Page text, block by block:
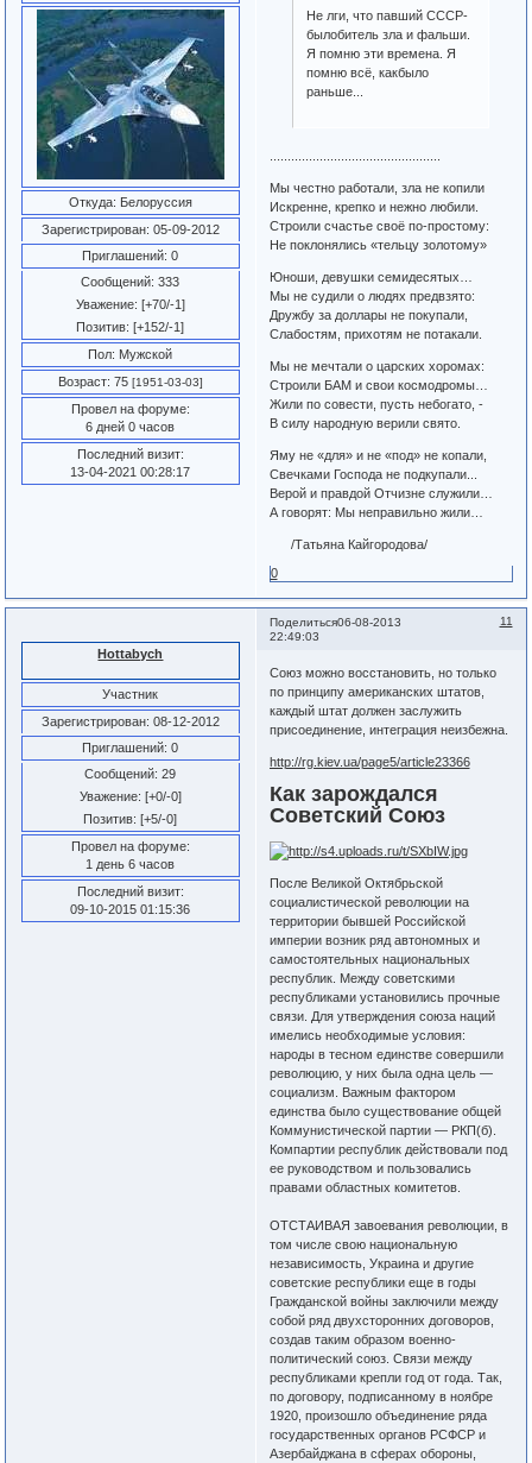
Откуда: Белоруссия
Зарегистрирован: 05-09-2012
Приглашений: 0
Сообщений: 333
Уважение: [+70/-1]
Позитив: [+152/-1]
Пол: Мужской
Возраст: 75 [1951-03-03]
Провел на форуме:
6 дней 0 часов
Последний визит:
13-04-2021 00:28:17
Не лги, что павший СССР-
былобитель зла и фальши.
Я помню эти времена. Я
помню всё, какбыло
раньше...
Мы честно работали, зла не копили
Искренне, крепко и нежно любили.
Строили счастье своё по-простому:
Не поклонялись «тельцу золотому»
Юноши, девушки семидесятых…
Мы не судили о людях предвзято:
Дружбу за доллары не покупали,
Слабостям, прихотям не потакали.
Мы не мечтали о царских хоромах:
Строили БАМ и свои космодромы…
Жили по совести, пусть небогато, -
В силу народную верили свято.
Яму не «для» и не «под» не копали,
Свечками Господа не подкупали...
Верой и правдой Отчизне служили…
А говорят: Мы неправильно жили…
/Татьяна Кайгородова/
0
Поделиться 11
06-08-2013
22:49:03
Hottabych
Участник
Зарегистрирован: 08-12-2012
Приглашений: 0
Сообщений: 29
Уважение: [+0/-0]
Позитив: [+5/-0]
Провел на форуме:
1 день 6 часов
Последний визит:
09-10-2015 01:15:36
Союз можно восстановить, но только
по принципу американских штатов,
каждый штат должен заслужить
присоединение, интеграция неизбежна.
http://rg.kiev.ua/page5/article23366
Как зарождался
Советский Союз
После Великой Октябрьской
социалистической революции на
территории бывшей Российской
империи возник ряд автономных и
самостоятельных национальных
республик. Между советскими
республиками установились прочные
связи. Для утверждения союза наций
имелись необходимые условия:
народы в тесном единстве совершили
революцию, у них была одна цель —
социализм. Важным фактором
единства было существование общей
Коммунистической партии — РКП(б).
Компартии республик действовали под
ее руководством и пользовались
правами областных комитетов.
ОТСТАИВАЯ завоевания революции, в
том числе свою национальную
независимость, Украина и другие
советские республики еще в годы
Гражданской войны заключили между
собой ряд двухсторонних договоров,
создав таким образом военно-
политический союз. Связи между
республиками крепли год от года. Так,
по договору, подписанному в ноябре
1920, произошло объединение ряда
государственных органов РСФСР и
Азербайджана в сферах обороны,